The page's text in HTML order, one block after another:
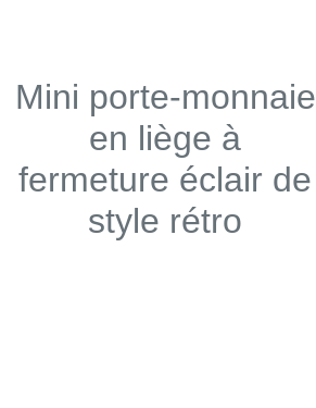
Mini porte-monnaie
en liège à
fermeture éclair de
style rétro